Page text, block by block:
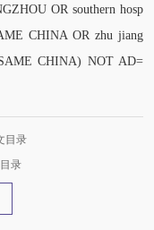
OR southern hosp
CHINA OR zhu jiang
CHINA) NOT AD=
目录
录